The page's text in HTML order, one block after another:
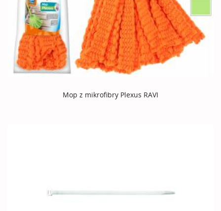
Mop z mikrofibry Plexus RAVI